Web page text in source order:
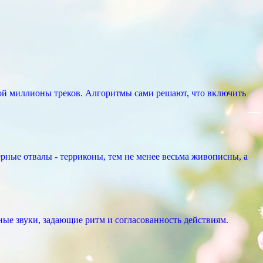
миллионы треков. Алгоритмы сами решают, что включить
отвалы - терриконы, тем не менее весьма живописны, а
звуки, задающие ритм и согласованность действиям.